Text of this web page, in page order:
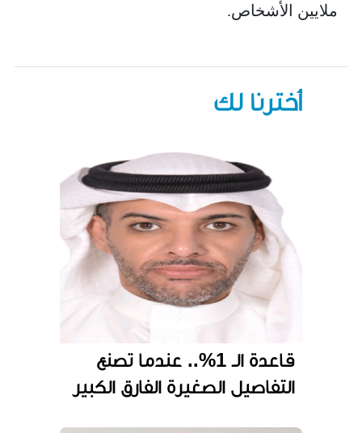
أخترنا لك
قاعدة الـ 1%.. عندما تصنع
التفاصيل الصغيرة الفارق الكبير
ملايين الأشخاص.